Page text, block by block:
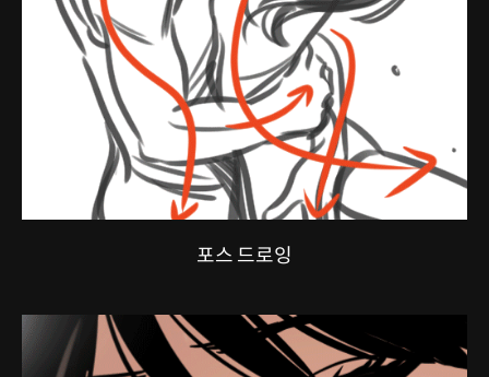
포스 드로잉